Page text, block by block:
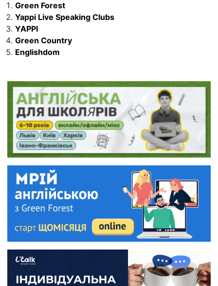
Green Forest
Yappi Live Speaking Clubs
YAPPI
Green Country
Englishdom